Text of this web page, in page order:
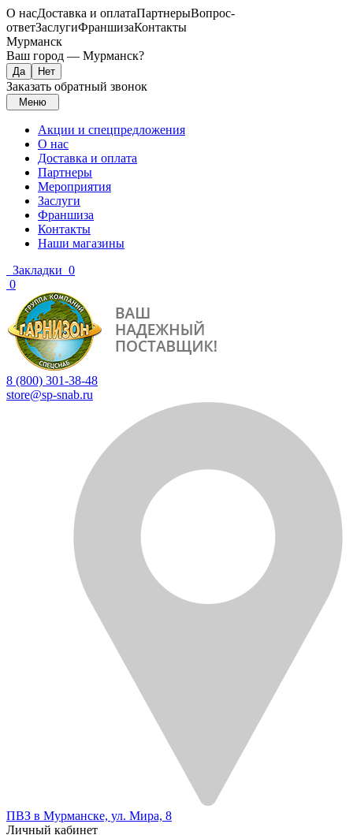
О насДоставка и оплатаПартнерыВопрос-
ответЗаслугиФраншизаКонтакты
Мурманск
Ваш город — Мурманск?
Заказать обратный звонок
Меню
Акции и спецпредложения
О нас
Доставка и оплата
Партнеры
Мероприятия
Заслуги
Франшиза
Контакты
Наши магазины
Закладки 0
0
8 (800) 301-38-48
store@sp-snab.ru
ПВЗ в Мурманске, ул. Мира, 8
Личный кабинет